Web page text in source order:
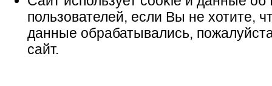
пользователей, если Вы не хотите,
данные обрабатывались,
сайт.